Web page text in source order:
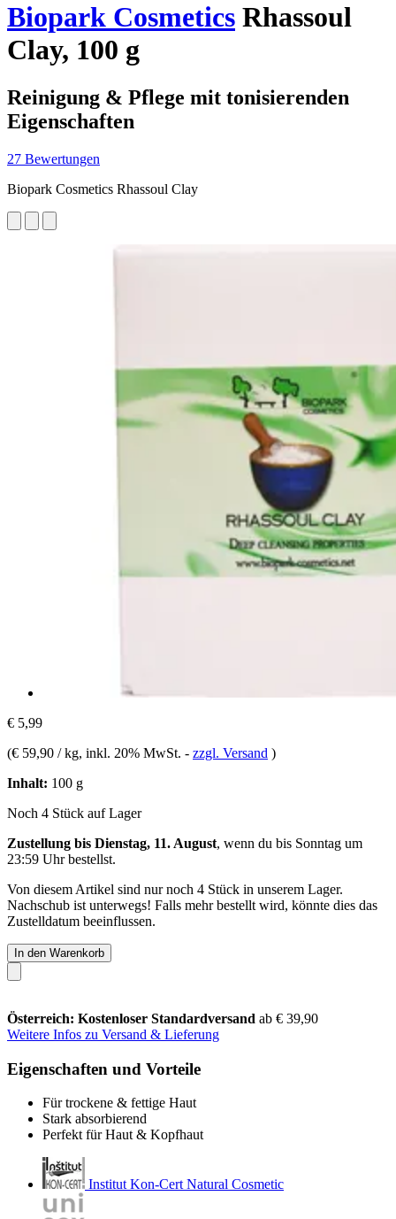
Biopark Cosmetics Rhassoul
Clay, 100 g
Reinigung & Pflege mit tonisierenden
Eigenschaften
27 Bewertungen
Biopark Cosmetics Rhassoul Clay
€ 5,99
(€ 59,90 / kg, inkl. 20% MwSt. - zzgl. Versand )
Inhalt: 100 g
Noch 4 Stück auf Lager
Zustellung bis Dienstag, 11. August, wenn du bis Sonntag um
23:59 Uhrbestellst.
Von diesem Artikel sind nur noch 4 Stück in unserem Lager.
Nachschub ist unterwegs! Falls mehr bestellt wird, könnte dies das
Zustelldatum beeinflussen.
In den Warenkorb
Österreich: Kostenloser Standardversand ab € 39,90
Weitere Infos zu Versand & Lieferung
Eigenschaften und Vorteile
Für trockene & fettige Haut
Stark absorbierend
Perfekt für Haut & Kopfhaut
Institut Kon-Cert Natural Cosmetic